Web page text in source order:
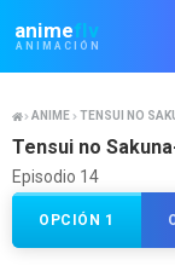
animeflv
ANIMACIÓN
Animeflv
ANIME TENSUI NO
Tensui no
Episodio 14
OPCIÓN 1